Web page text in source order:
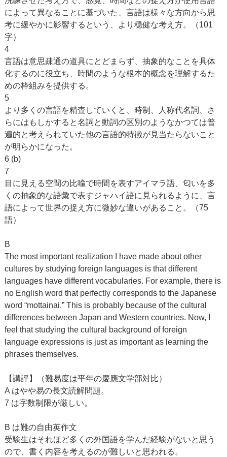
によって異なることに基づいた、言語は様々な方向から思
考に緩やかに影響するという、より穏健な考え方。（101
字）
4
言語は意思疎通の道具にとどまらず、抽象的なことを具体
化するのに役立ち、時間のような根本的概念を理解するた
めの枠組みを提供する。
5
より多くの言語を精査していくと、時制、人称代名詞、さ
らにはもしかすると名詞と動詞の区別のようなかつては普
遍的と考えられていた他の言語的特徴が見当たらないこと
が明らかになった。
6 (b)
7
目に見える空間の比喩で時間を表すアイマラ語、匂いを多
くの抽象的な語彙で表すジャハイ語に見られるように、言
語によって世界の捉え方に微妙な違いがあること。（75
語）
B
The most important realization I have made about other
cultures by studying foreign languages is that different
languages have different vocabularies. For example, there is
no English word that perfectly corresponds to the Japanese
word “mottainai.” This is probably because of the cultural
differences between Japan and Western countries. Now, I
feel that studying the cultural background of foreign
language expressions is just as important as learning the
phrases themselves.
【講評】（難易度は平年の慶應文学部対比）
A はやや易の長文読解問題。
7 は字数制限が厳しい。
B は難の自由英作文
受験生はそれほど多くの外国語を学んだ経験がないと思う
ので、書く内容を考えるのが難しいと思われる。